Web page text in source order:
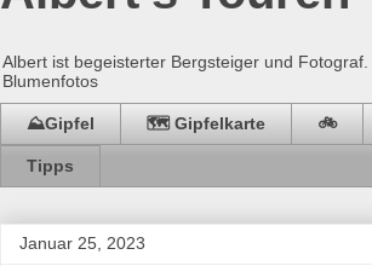
Albert ist begeisterter Bergsteiger und
Blumenfotos
⛰️Gipfel 🗺️ Gipfelkarte 🚲
Tipps
Januar 25, 2023